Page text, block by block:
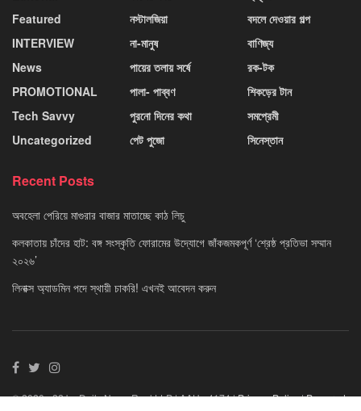
Featured
INTERVIEW
News
PROMOTIONAL
Tech Savvy
Uncategorized
নস্টালজিয়া
না-মানুষ
পায়ের তলায় সর্ষে
পালা- পাব্বণ
পুরনো দিনের কথা
পেট পুজো
বদলে দেওয়ার গল্প
বাণিজ্য
রক-টক
শিকড়ের টান
সমপ্রেমী
সিনেস্তান
Recent Posts
অবহেলা পেরিয়ে মাগুরার বাজার মাতাচ্ছে কাঠ লিচু
কলকাতায় চাঁদের হাট: বঙ্গ সংস্কৃতি ফোরামের উদ্যোগে জাঁকজমকপূর্ণ ‘শ্রেষ্ঠ প্রতিভা সম্মান
২০২৬’
লিনাক্স অ্যাডমিন পদে স্থায়ী চাকরি! এখনই আবেদন করুন
© 2020 - 22 by Daily News Reel LLP | AAU - 4174 |Privacy Policy|Powered